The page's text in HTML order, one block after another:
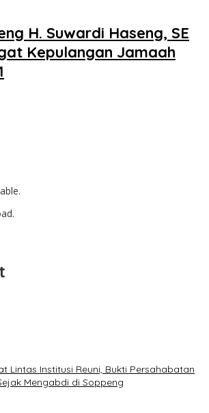
H. Suwardi Haseng, SE
Kepulangan Jamaah
Lintas Institusi Reuni, Bukti Persahabatan
Mengabdi di Soppeng